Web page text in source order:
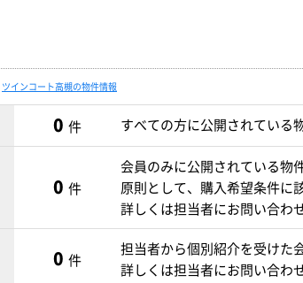
ツインコート高槻の物件情報
0 件 すべての方に公開されている
0 件
会員のみに公開されている物
原則として、購入希望条件に
詳しくは担当者にお問い合わ
0 件
担当者から個別紹介を受けた
詳しくは担当者にお問い合わ